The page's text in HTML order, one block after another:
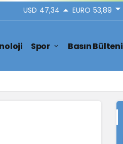
USD 47,34 EURO 53,89
Spor Basın Bülteni